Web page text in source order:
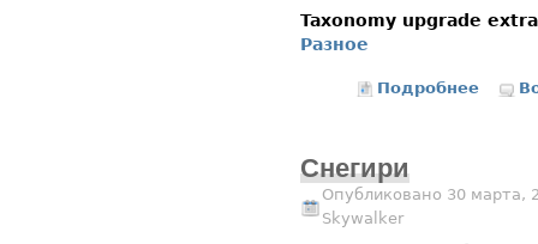
Taxonomy upgrade
Разное
Подробнее о На
Снегири
Опубликовано 30 марта,
Skywalker